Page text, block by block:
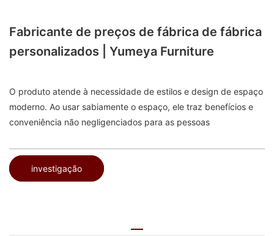
Fabricante de preços de fábrica de fábrica
personalizados | Yumeya Furniture
O produto atende à necessidade de estilos e design de espaço
moderno. Ao usar sabiamente o espaço, ele traz benefícios e
conveniência não negligenciados para as pessoas
investigação